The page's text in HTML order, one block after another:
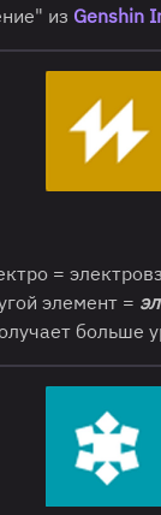
из Genshin
=
элемент =
больше